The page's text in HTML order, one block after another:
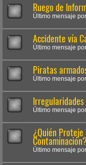
Ruego de
Último mensaje por
Accidente vía
Último mensaje por
Piratas
Último mensaje por
Irregularidades
Último mensaje por
¿Quién Proteje
Contaminación?
Último mensaje por